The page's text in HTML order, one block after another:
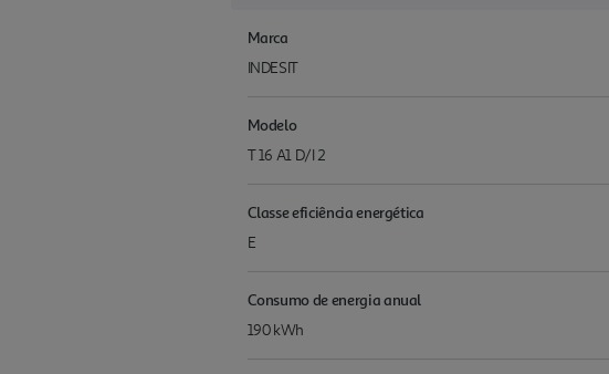
Marca
INDESIT
Modelo
T 16 A1 D/I 2
Classe eficiência energética
E
Consumo de energia anual
190 kWh